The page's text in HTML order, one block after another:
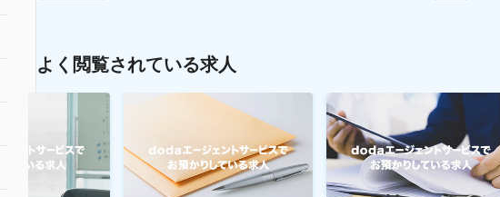
よく閲覧されている求人